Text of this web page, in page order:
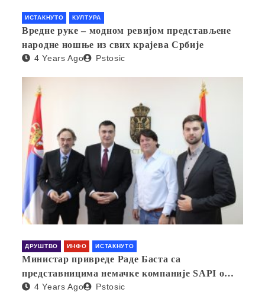
ИСТАКНУТО КУЛТУРА
Вредне руке – модном ревијом представљене
народне ношње из свих крајева Србије
4 Years Ago Pstosic
ДРУШТВО ИНФО ИСТАКНУТО
Министар привреде Раде Баста са
представницима немачке компаније SAPI о
отварању фабрике у Србији
4 Years Ago Pstosic